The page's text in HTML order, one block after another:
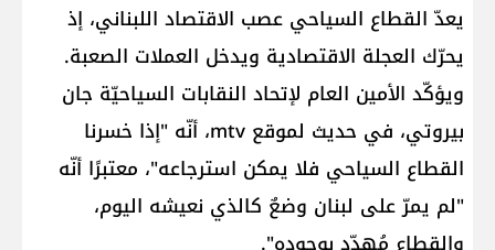
يعدّ القطاع السياحي عصب الاقتصاد اللبناني، إذ
يحرّك العجلة الاقتصادية ويدخل العملات الصعبة.
ويؤكّد الأمين العام لإتحاد النقابات السياحيّة جان
بيروتي، في حديث لموقع mtv، أنّه "إذا خسرنا
القطاع السياحي فلا يمكن استرجاعه"، معتبرًا أنّه
"لم يمرّ على لبنان وضعٌ كالذي نعيشه اليوم،